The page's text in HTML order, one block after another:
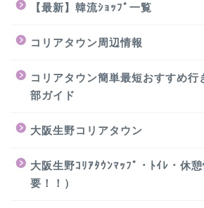
【最新】韓流ｼｮｯﾌﾟ一覧
コリアタウン周辺情報
コリアタウン簡単最短おすすめ行
部ガイド
大阪生野コリアタウン
大阪生野ｺﾘｱﾀｳﾝﾏｯﾌﾟ・ﾄｲﾚ・休
要！！）